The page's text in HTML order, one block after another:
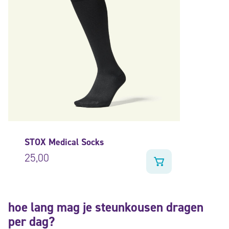
STOX Medical Socks
25,00
hoe lang mag je steunkousen dragen
per dag?